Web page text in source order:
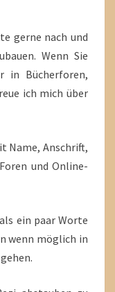
gerne nach und
Wenn Sie
in Bücherforen,
ich mich über
Name, Anschrift,
und Online-
ein paar Worte
wenn möglich in